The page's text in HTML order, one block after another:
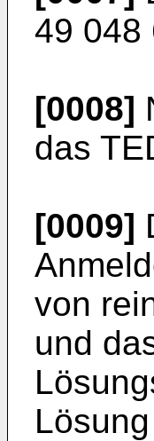
49 048
[0008]
das
[0009]
von
und